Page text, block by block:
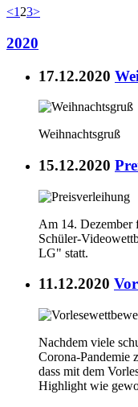
<1 23>
2020
17.12.2020
Weihnachtsgruß
15.12.2020
Am 14. Dezember
Schüler-
LG" statt.
11.12.2020
Nachdem viele
Corona-Pandemie
dass mit dem
Highlight wie